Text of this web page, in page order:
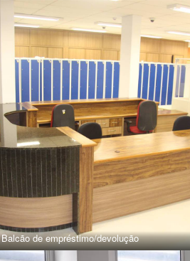
Balcão de empréstimo/devolução